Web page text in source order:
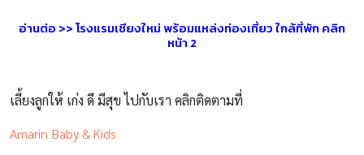
อ่านต่อ >> โรงแรมเชียงใหม่ พร้อมแหล่งท่องเที่ยว ใกล้ที่พัก คลิก
หน้า 2
เลี้ยงลูกให้ เก่ง ดี มีสุข ไปกับเรา คลิกติดตามที่
Amarin Baby & Kids